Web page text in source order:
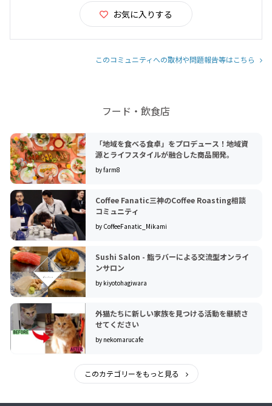
お気に入りする
このコミュニティへの取材や問題報告等はこちら
フード・飲食店
「地域を食べる食卓」をプロデュース！地域資
源とライフスタイルが融合した商品開発。
by farm8
Coffee Fanatic三神のCoffee Roasting相談
コミュニティ
by CoffeeFanatic_Mikami
Sushi Salon - 鮨ラバーによる交流型オンライ
ンサロン
by kiyotohagiwara
外猫たちに新しい家族を見つける活動を継続さ
せてください
by nekomarucafe
このカテゴリーをもっと見る